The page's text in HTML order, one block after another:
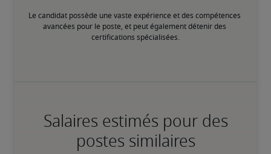
Le candidat possède une vaste expérience et des compétences
avancées pour le poste, et peut également détenir des
certifications spécialisées.
Salaires estimés pour des
postes similaires